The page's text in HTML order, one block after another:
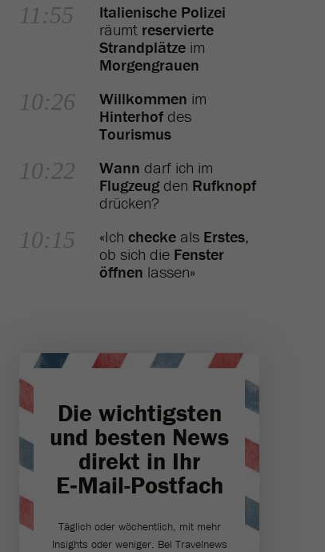
11:55
Italienische Polizei
räumt reservierte
Strandplätze im
Morgengrauen
10:26 Willkommen im
Hinterhof des
Tourismus
10:22 Wann darf ich im
Flugzeugden Rufknopf
drücken?
10:15 «Ich checke als Erstes,
ob sich die Fenster
öffnen lassen»
Die wichtigsten
und besten News
direkt in Ihr
E‑Mail-Postfach
Täglich oder wöchentlich, mit mehr
Insights oder weniger. Bei Travel­news